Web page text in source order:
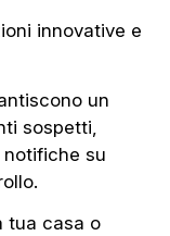
innovative e
un
sospetti,
su
tua casa o